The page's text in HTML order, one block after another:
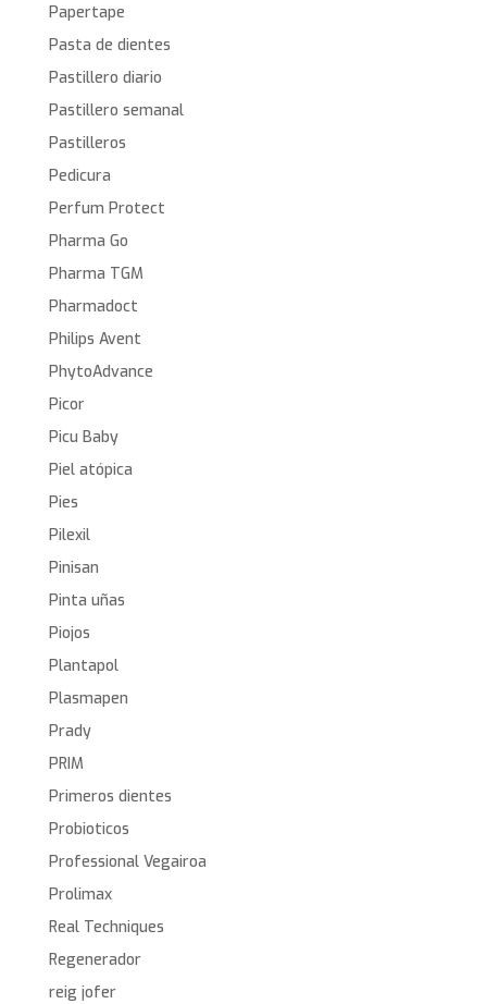
Papertape
Pasta de dientes
Pastillero diario
Pastillero semanal
Pastilleros
Pedicura
Perfum Protect
Pharma Go
Pharma TGM
Pharmadoct
Philips Avent
PhytoAdvance
Picor
Picu Baby
Piel atópica
Pies
Pilexil
Pinisan
Pinta uñas
Piojos
Plantapol
Plasmapen
Prady
PRIM
Primeros dientes
Probioticos
Professional Vegairoa
Prolimax
Real Techniques
Regenerador
reig jofer